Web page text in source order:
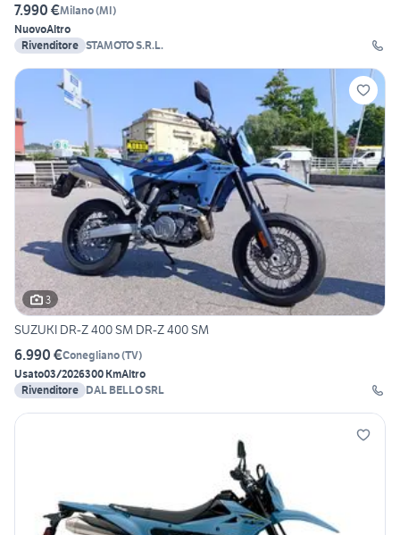
7.990 €Milano(MI)
NuovoAltro
Rivenditore STAMOTO S.R.L.
3
SUZUKI DR-Z 400 SM DR-Z 400 SM
6.990 €Conegliano(TV)
Usato03/2026300 KmAltro
Rivenditore DAL BELLO SRL